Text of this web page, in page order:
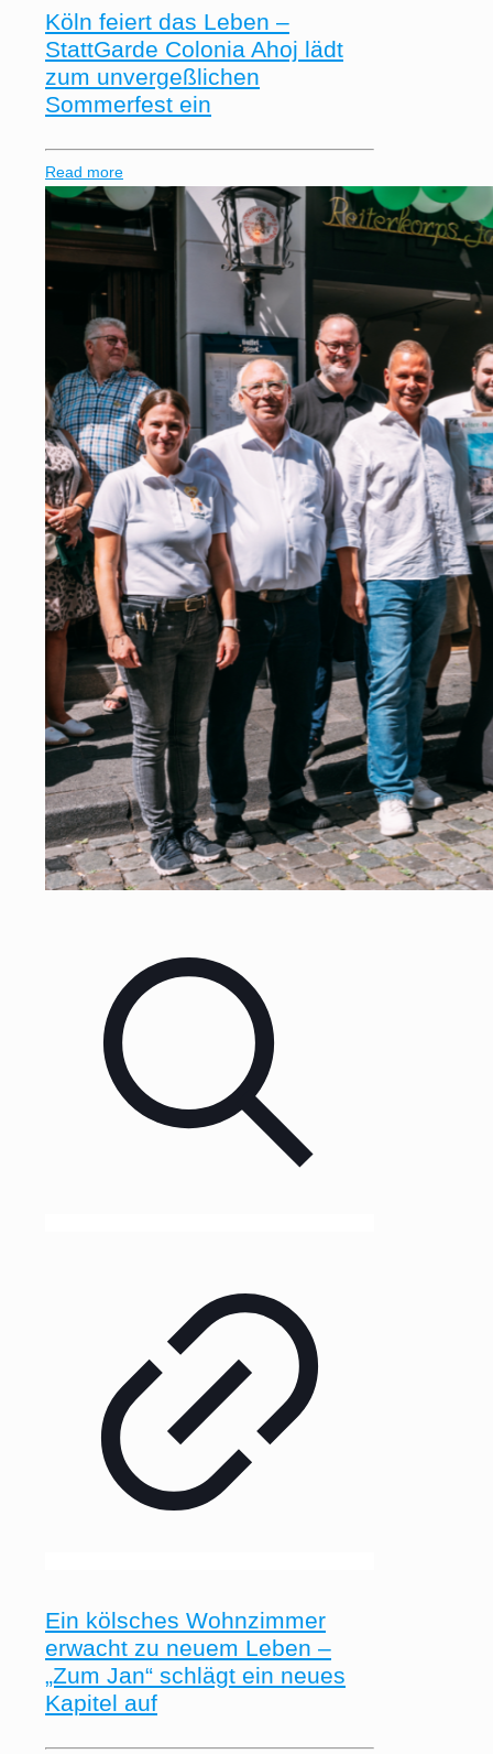
Köln feiert das Leben –
StattGarde Colonia Ahoj lädt
zum unvergeßlichen
Sommerfest ein
Read more
Ein kölsches Wohnzimmer
erwacht zu neuem Leben –
„Zum Jan“ schlägt ein neues
Kapitel auf